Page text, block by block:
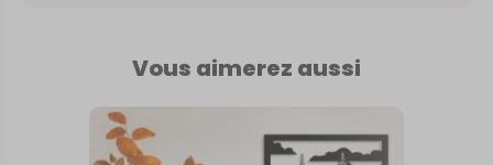
Vous aimerez aussi